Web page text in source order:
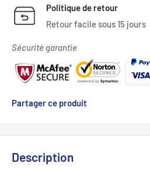
Politique de retour
Retour facile sous 15 jours
Sécurité garantie
Partager ce produit
Description